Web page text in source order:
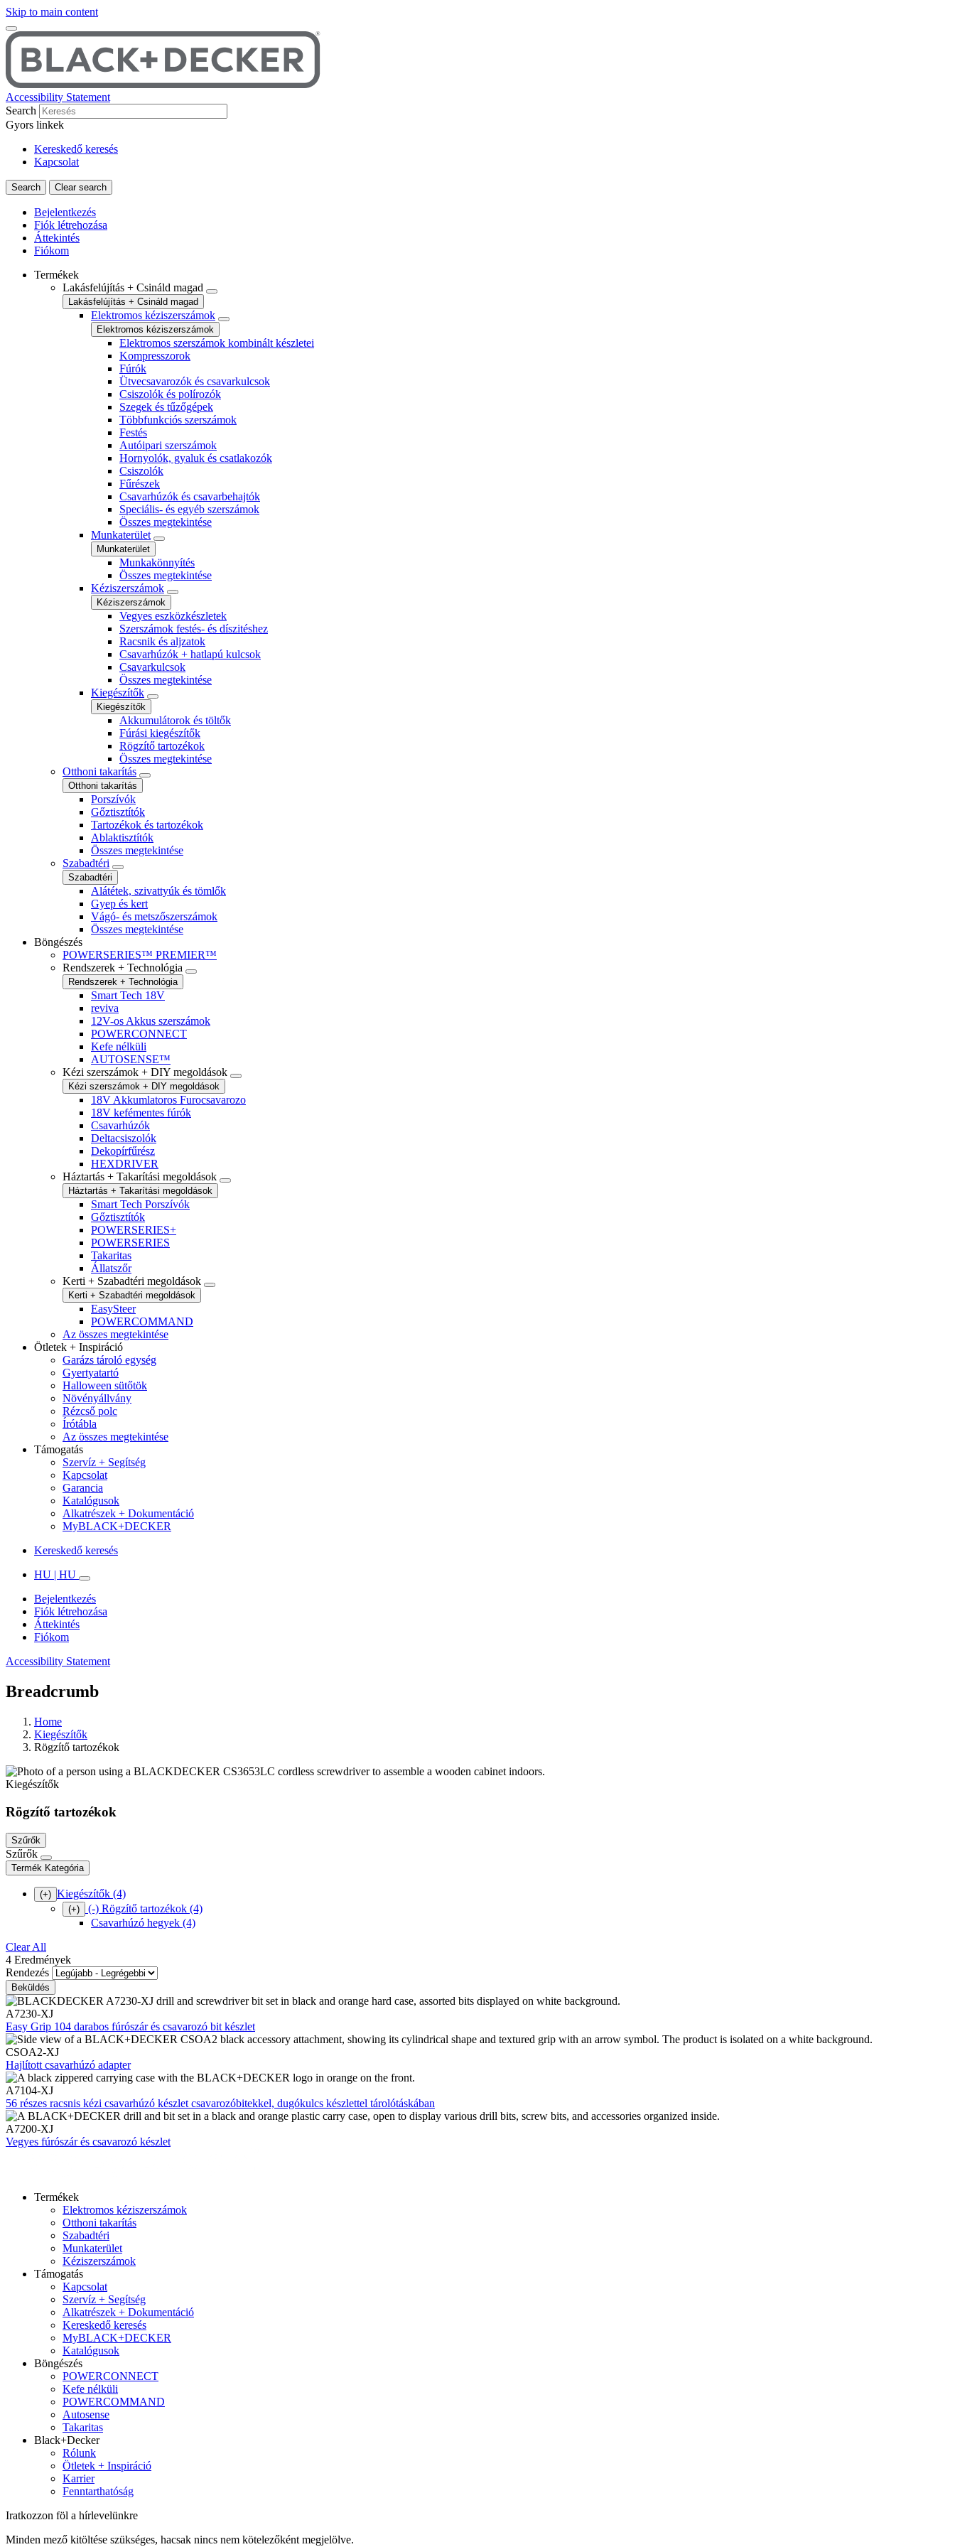
Skip to main content
Accessibility Statement
Search
Gyors linkek
Kereskedő keresés
Kapcsolat
Bejelentkezés
Fiók létrehozása
Áttekintés
Fiókom
Termékek
Lakásfelújítás + Csináld magad
Lakásfelújítás + Csináld magad
Elektromos kéziszerszámok
Elektromos kéziszerszámok
Elektromos szerszámok kombinált készletei
Kompresszorok
Fúrók
Ütvecsavarozók és csavarkulcsok
Csiszolók és polírozók
Szegek és tűzőgépek
Többfunkciós szerszámok
Festés
Autóipari szerszámok
Hornyolók, gyaluk és csatlakozók
Csiszolók
Fűrészek
Csavarhúzók és csavarbehajtók
Speciális- és egyéb szerszámok
Összes megtekintése
Munkaterület
Munkaterület
Munkakönnyítés
Összes megtekintése
Kéziszerszámok
Kéziszerszámok
Vegyes eszközkészletek
Szerszámok festés- és díszitéshez
Racsnik és aljzatok
Csavarhúzók + hatlapú kulcsok
Csavarkulcsok
Összes megtekintése
Kiegészítők
Kiegészítők
Akkumulátorok és töltők
Fúrási kiegészítők
Rögzítő tartozékok
Összes megtekintése
Otthoni takarítás
Otthoni takarítás
Porszívók
Gőztisztítók
Tartozékok és tartozékok
Ablaktisztítók
Összes megtekintése
Szabadtéri
Szabadtéri
Alátétek, szivattyúk és tömlők
Gyep és kert
Vágó- és metszőszerszámok
Összes megtekintése
Böngészés
POWERSERIES™ PREMIER™
Rendszerek + Technológia
Rendszerek + Technológia
Smart Tech 18V
reviva
12V-os Akkus szerszámok
POWERCONNECT
Kefe nélküli
AUTOSENSE™
Kézi szerszámok + DIY megoldások
Kézi szerszámok + DIY megoldások
18V Akkumlatoros Furocsavarozo
18V kefémentes fúrók
Csavarhúzók
Deltacsiszolók
Dekopírfűrész
HEXDRIVER
Háztartás + Takarítási megoldások
Háztartás + Takarítási megoldások
Smart Tech Porszívók
Gőztisztítók
POWERSERIES+
POWERSERIES
Takaritas
Állatszőr
Kerti + Szabadtéri megoldások
Kerti + Szabadtéri megoldások
EasySteer
POWERCOMMAND
Az összes megtekintése
Ötletek + Inspiráció
Garázs tároló egység
Gyertyatartó
Halloween sütőtök
Növényállvány
Rézcső polc
Írótábla
Az összes megtekintése
Támogatás
Szervíz + Segítség
Kapcsolat
Garancia
Katalógusok
Alkatrészek + Dokumentáció
MyBLACK+DECKER
Kereskedő keresés
HU | HU
Bejelentkezés
Fiók létrehozása
Áttekintés
Fiókom
Accessibility Statement
Breadcrumb
Home
Kiegészítők
Rögzítő tartozékok
Kiegészítők
Rögzítő tartozékok
Szűrők
Szűrők
Termék Kategória
(+) Kiegészítők (4)
(+) (-) Rögzítő tartozékok (4)
Csavarhúzó hegyek (4)
Clear All
4 Eredmények
Rendezés
A7230-XJ
Easy Grip 104 darabos fúrószár és csavarozó bit készlet
CSOA2-XJ
Hajlított csavarhúzó adapter
A7104-XJ
56 részes racsnis kézi csavarhúzó készlet csavarozóbitekkel, dugókulcs készlettel tárolótáskában
A7200-XJ
Vegyes fúrószár és csavarozó készlet
Termékek
Elektromos kéziszerszámok
Otthoni takarítás
Szabadtéri
Munkaterület
Kéziszerszámok
Támogatás
Kapcsolat
Szervíz + Segítség
Alkatrészek + Dokumentáció
Kereskedő keresés
MyBLACK+DECKER
Katalógusok
Böngészés
POWERCONNECT
Kefe nélküli
POWERCOMMAND
Autosense
Takaritas
Black+Decker
Rólunk
Ötletek + Inspiráció
Karrier
Fenntarthatóság
Iratkozzon föl a hírlevelünkre
Minden mező kitöltése szükséges, hacsak nincs nem kötelezőként megjelölve.